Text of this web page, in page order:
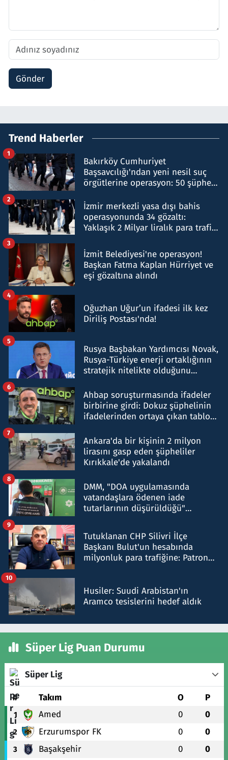
Gönder
Trend Haberler
Bakırköy Cumhuriyet
Başsavcılığı'ndan yeni nesil suç
örgütlerine operasyon: 50 şüpheli
1
İzmir merkezli yasa dışı bahis
operasyonunda 34 gözaltı:
Yaklaşık 2 Milyar liralık para trafiği
2
İzmit Belediyesi'ne operasyon!
Başkan Fatma Kaplan Hürriyet ve
eşi gözaltına alındı
3
Oğuzhan Uğur’un ifadesi ilk kez
Diriliş Postası'nda!
4
Rusya Başbakan Yardımcısı Novak,
Rusya-Türkiye enerji ortaklığının
stratejik nitelikte olduğunu
5
Ahbap soruşturmasında ifadeler
birbirine girdi: Dokuz şüphelinin
ifadelerinden ortaya çıkan tablo
6
Ankara'da bir kişinin 2 milyon
lirasını gasp eden şüpheliler
Kırıkkale'de yakalandı
7
DMM, "DOA uygulamasında
vatandaşlara ödenen iade
tutarlarının düşürüldüğü"
8
Tutuklanan CHP Silivri İlçe
Başkanı Bulut'un hesabında
milyonluk para trafiğine: Patron
9
Husiler: Suudi Arabistan'ın
Aramco tesislerini hedef aldık
10
Süper Lig Puan Durumu
Süper Lig
# Takım O P
1 Amed 0 0
2 Erzurumspor FK 0 0
3 Başakşehir 0 0